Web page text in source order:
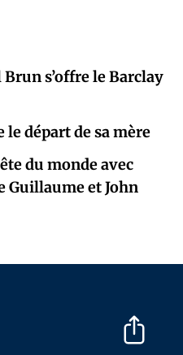
s’offre le Barclay
départ de sa mère
du monde avec
Guillaume et John